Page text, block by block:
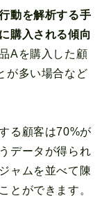
動を解析する手
購入される傾向
Aを購入した顧
が多い場合など
る顧客は70%が
データが得られ
ャムを並べて陳
とができます。